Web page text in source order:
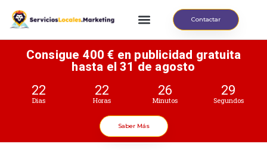
Contactar
Consigue 400 € en publicidad gratuita
hasta el 31 de agosto
22
Dias
22
Horas
26
Minutos
27
Segundos
Saber Más